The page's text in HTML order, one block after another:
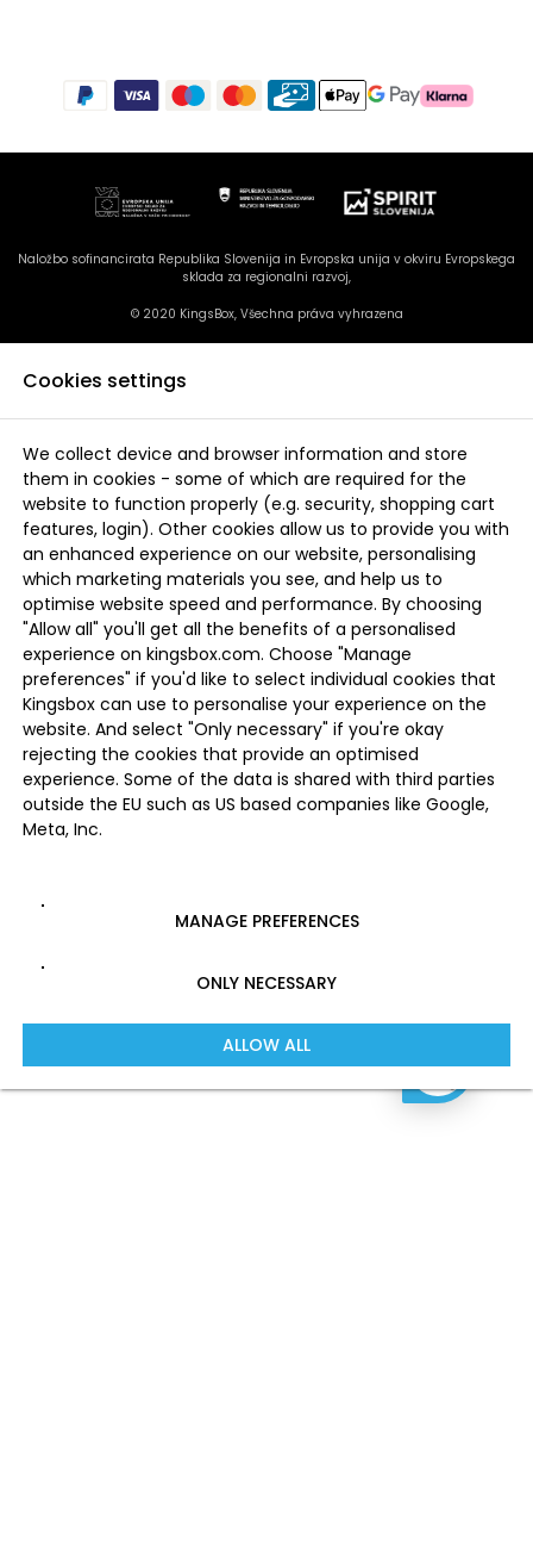
Naložbo sofinancirata Republika Slovenija in Evropska unija v okviru Evropskega
sklada za regionalni razvoj,
© 2020 KingsBox, Všechna práva vyhrazena
Cookies settings
We collect device and browser information and store
them in cookies - some of which are required for the
website to function properly (e.g. security, shopping cart
features, login). Other cookies allow us to provide you with
an enhanced experience on our website, personalising
which marketing materials you see, and help us to
optimise website speed and performance. By choosing
"Allow all" you'll get all the benefits of a personalised
experience on kingsbox.com. Choose "Manage
preferences" if you'd like to select individual cookies that
Kingsbox can use to personalise your experience on the
website. And select "Only necessary" if you're okay
rejecting the cookies that provide an optimised
experience. Some of the data is shared with third parties
outside the EU such as US based companies like Google,
Meta, Inc.
MANAGE PREFERENCES
ONLY NECESSARY
ALLOW ALL